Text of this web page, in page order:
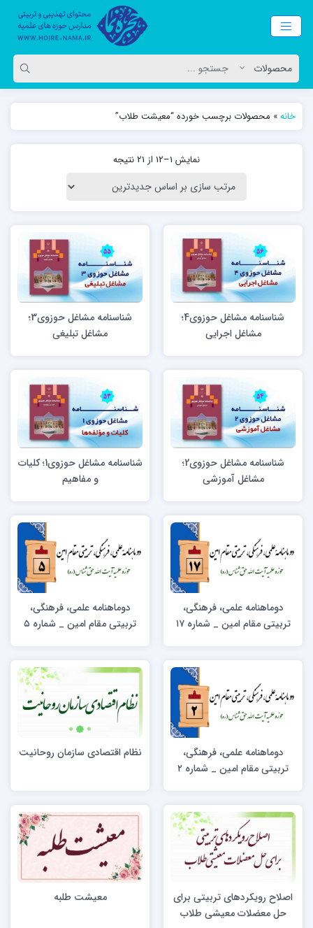
خانه» محصولات برچسب خورده “معیشت طلاب”
نمایش 1–12 از 21 نتیجه
شناسنامه مشاغل حوزوی4؛
مشاغل اجرایی
شناسنامه مشاغل حوزوی3؛
مشاغل تبلیغی
شناسنامه مشاغل حوزوی2؛
مشاغل آموزشی
شناسنامه مشاغل حوزوی1؛ کلیات
و مفاهیم
دوماهنامه علمی، فرهنگی،
تربیتی مقام امین _ شماره ۱۷
دوماهنامه علمی، فرهنگی،
تربیتی مقام امین _ شماره ۵
دوماهنامه علمی، فرهنگی،
تربیتی مقام امین _ شماره ۲
نظام اقتصادی سازمان روحانیت
اصلاح رویکردهای تربیتی برای
حل معضلات معیشی طلاب
معیشت طلبه